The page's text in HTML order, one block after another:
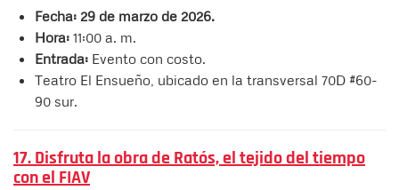
Fecha: 29 de marzo de 2026.
Hora: 11:00 a. m.
Entrada: Evento con costo.
Teatro El Ensueño, ubicado en la transversal 70D #60-
90 sur.
17. Disfruta la obra de Ratós, el tejido del tiempo
con el FIAV